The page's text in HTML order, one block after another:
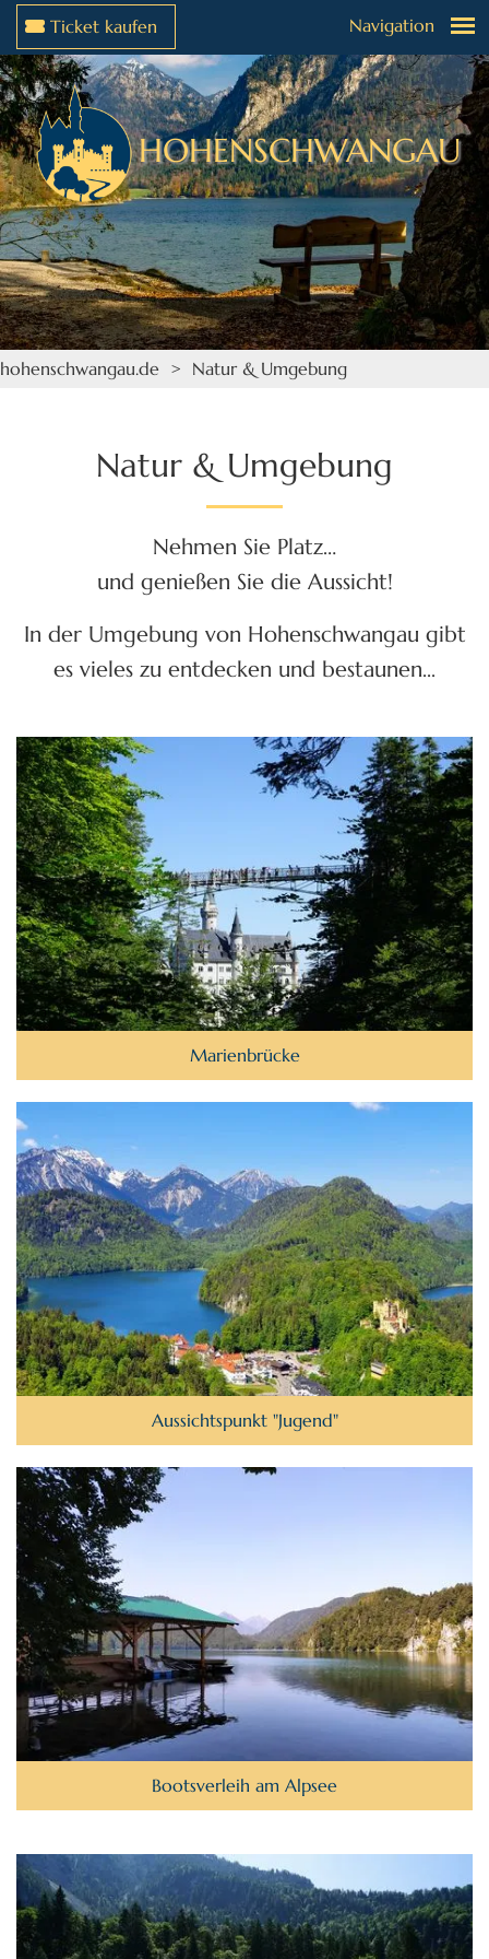
Weiter zur Navigation
Weiter zum Inhalt
Ticket kaufen Navigation
HOHENSCHWANGAU
hohenschwangau.de > Natur & Umgebung
Natur & Umgebung
Nehmen Sie Platz…
und genießen Sie die Aussicht!
In der Umgebung von Hohenschwangau gibt
es vieles zu entdecken und bestaunen...
Marienbrücke
Aussichtspunkt "Jugend"
Bootsverleih am Alpsee